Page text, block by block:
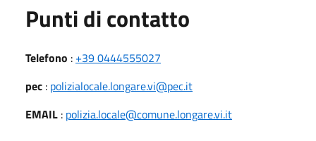
Punti di contatto
Telefono : +39 0444555027
pec : polizialocale.longare.vi@pec.it
EMAIL : polizia.locale@comune.longare.vi.it